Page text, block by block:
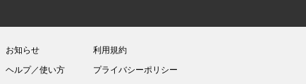
お知らせ
ヘルプ／使い方
利用規約
プライバシーポリシー